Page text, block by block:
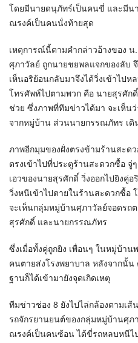
โดยมีนายดนุภัทร์เป็นคนขี่ และมีน
ณรงค์เป็นคนนั่งท้ายสุด
เหตุการณ์นี้ตามคำกล่าวอ้างของ
ศุภาวัลย์ ถูกนายชยพลแจกของลับ
เห็นอริย้อนกลับมาจึงได้วิ่งเข้าไป
โทรศัพท์ไปตามพวก คือ นายสุรศัก
ช่วย ซึ่งภาพที่ทีมข่าวได้มา จะเห็น
จากหมู่บ้าน ส่วนนายกรรณภัทร เดิ
ภาพอีกมุมของฝั่งตรงข้ามร้านสะด
ตรงเข้าไปที่ประตูร้านสะดวกซื้อ
เอวของนายสุรศักดิ์ วิ่งออกไปยิงคู่
วิ่งหนีเข้าไปตายในร้านสะดวกซื้อ
จะเห็นกลุ่มหมู่บ้านศุภาวัลย์จอดรถ
สุรศักดิ์ และนายกรรณภัทร
ซึ่งเมื่อทั้งคู่ถูกยิง เพื่อนๆ ในหมู่บ้าน
คนตายส่งโรงพยาบาล หลังจากนั้
ฐานก็ได้เข้ามายังจุดเกิดเหตุ
ทีมข่าวช่อง 8 ยังไปไล่กล้องตามเ
รถจักรยานยนต์ของกลุ่มหมู่บ้านศุภ
ณรงค์เป็นคนซ้อน ได้ขี่รถหลบหนีไ